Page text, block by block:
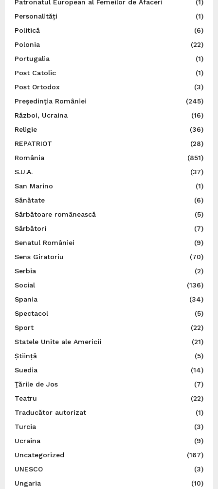
Patronatul European al Femeilor de Afaceri
(1)
Personalități
(1)
Politică
(6)
Polonia
(22)
Portugalia
(1)
Post Catolic
(1)
Post Ortodox
(3)
Preşedinţia României
(245)
Război, Ucraina
(16)
Religie
(36)
REPATRIOT
(28)
România
(851)
S.U.A.
(37)
San Marino
(1)
Sănătate
(6)
Sărbătoare românească
(5)
Sărbători
(7)
Senatul României
(9)
Sens Giratoriu
(70)
Serbia
(2)
Social
(136)
Spania
(34)
Spectacol
(5)
Sport
(22)
Statele Unite ale Americii
(21)
Știință
(5)
Suedia
(14)
Ţările de Jos
(7)
Teatru
(22)
Traducător autorizat
(1)
Turcia
(3)
Ucraina
(9)
Uncategorized
(167)
UNESCO
(3)
Ungaria
(10)